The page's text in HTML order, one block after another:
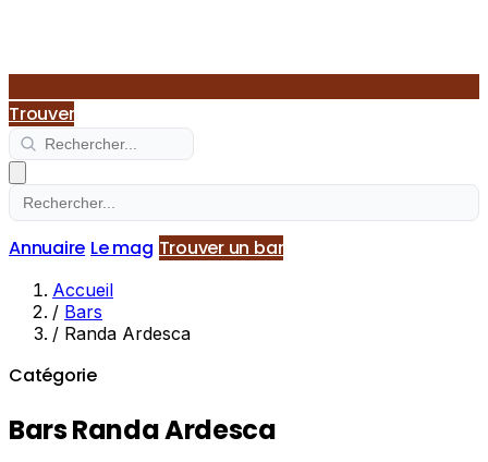
Trouver
Annuaire Le mag Trouver un bar
Accueil
/ Bars
/ Randa Ardesca
Catégorie
Bars Randa Ardesca